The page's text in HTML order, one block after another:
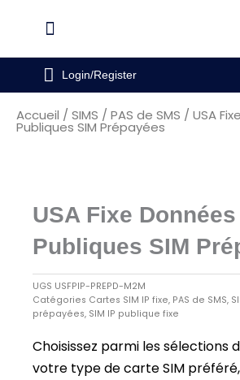
contenuFlyout
Menu
Login/Register
Accueil / SIMS / PAS de SMS / USA
Publiques SIM Prépayées
USA Fixe Données
Publiques SIM
UGS USFPIP-PREPD-M2M
Catégories Cartes SIM IP fixe, PAS de SMS,
prépayées, SIM IP publique fixe
Choisissez parmi les sélections
votre type de carte SIM